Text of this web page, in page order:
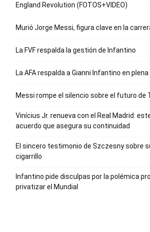
England Revolution (FOTOS+VIDEO)
Murió Jorge Messi, figura clave en la
La FVF respalda la gestión de Infantino
La AFA respalda a Gianni Infantino en plena
Messi rompe el silencio sobre el futuro de
Vinícius Jr. renueva con el Real Madrid:
acuerdo que asegura su continuidad
El sincero testimonio de Szczesny sobre
cigarrillo
Infantino pide disculpas por la polémica
privatizar el Mundial